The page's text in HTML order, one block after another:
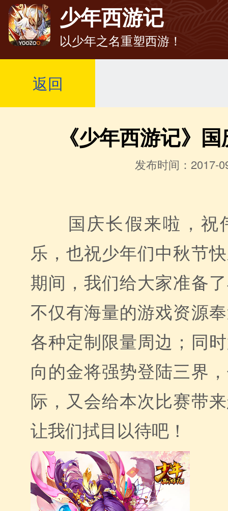
少年西游记
以少年之名重塑西游！
返回
《少年西游记》
发布时间：2017-
国庆长假来啦，祝
乐，也祝少年们中秋节
期间，我们给大家准备
不仅有海量的游戏资源
各种定制限量周边；同
向的金将强势登陆三界
际，又会给本次比赛带
让我们拭目以待吧！